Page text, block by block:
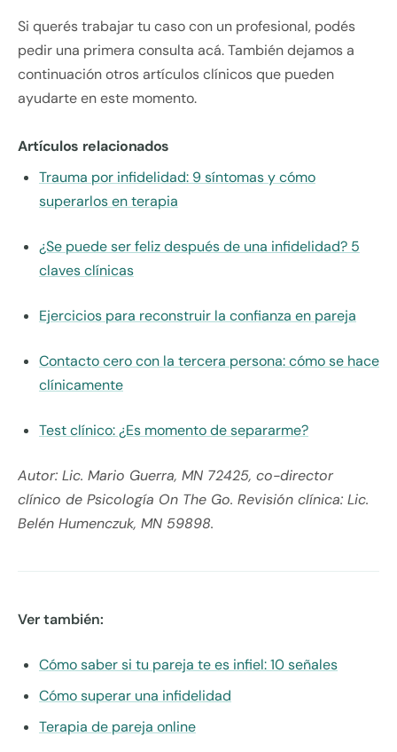
Si querés trabajar tu caso con un profesional, podés
pedir una primera consulta acá. También dejamos a
continuación otros artículos clínicos que pueden
ayudarte en este momento.
Artículos relacionados
Trauma por infidelidad: 9 síntomas y cómo
superarlos en terapia
¿Se puede ser feliz después de una infidelidad? 5
claves clínicas
Ejercicios para reconstruir la confianza en pareja
Contacto cero con la tercera persona: cómo se hace
clínicamente
Test clínico: ¿Es momento de separarme?
Autor: Lic. Mario Guerra, MN 72425, co-director
clínico de Psicología On The Go. Revisión clínica: Lic.
Belén Humenczuk, MN 59898.
Ver también:
Cómo saber si tu pareja te es infiel: 10 señales
Cómo superar una infidelidad
Terapia de pareja online